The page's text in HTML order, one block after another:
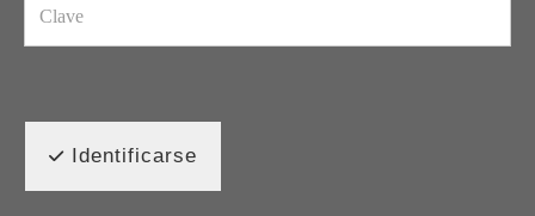
Identificarse